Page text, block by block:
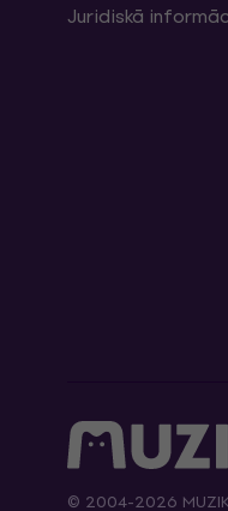
Juridiskā
© 2004-2026